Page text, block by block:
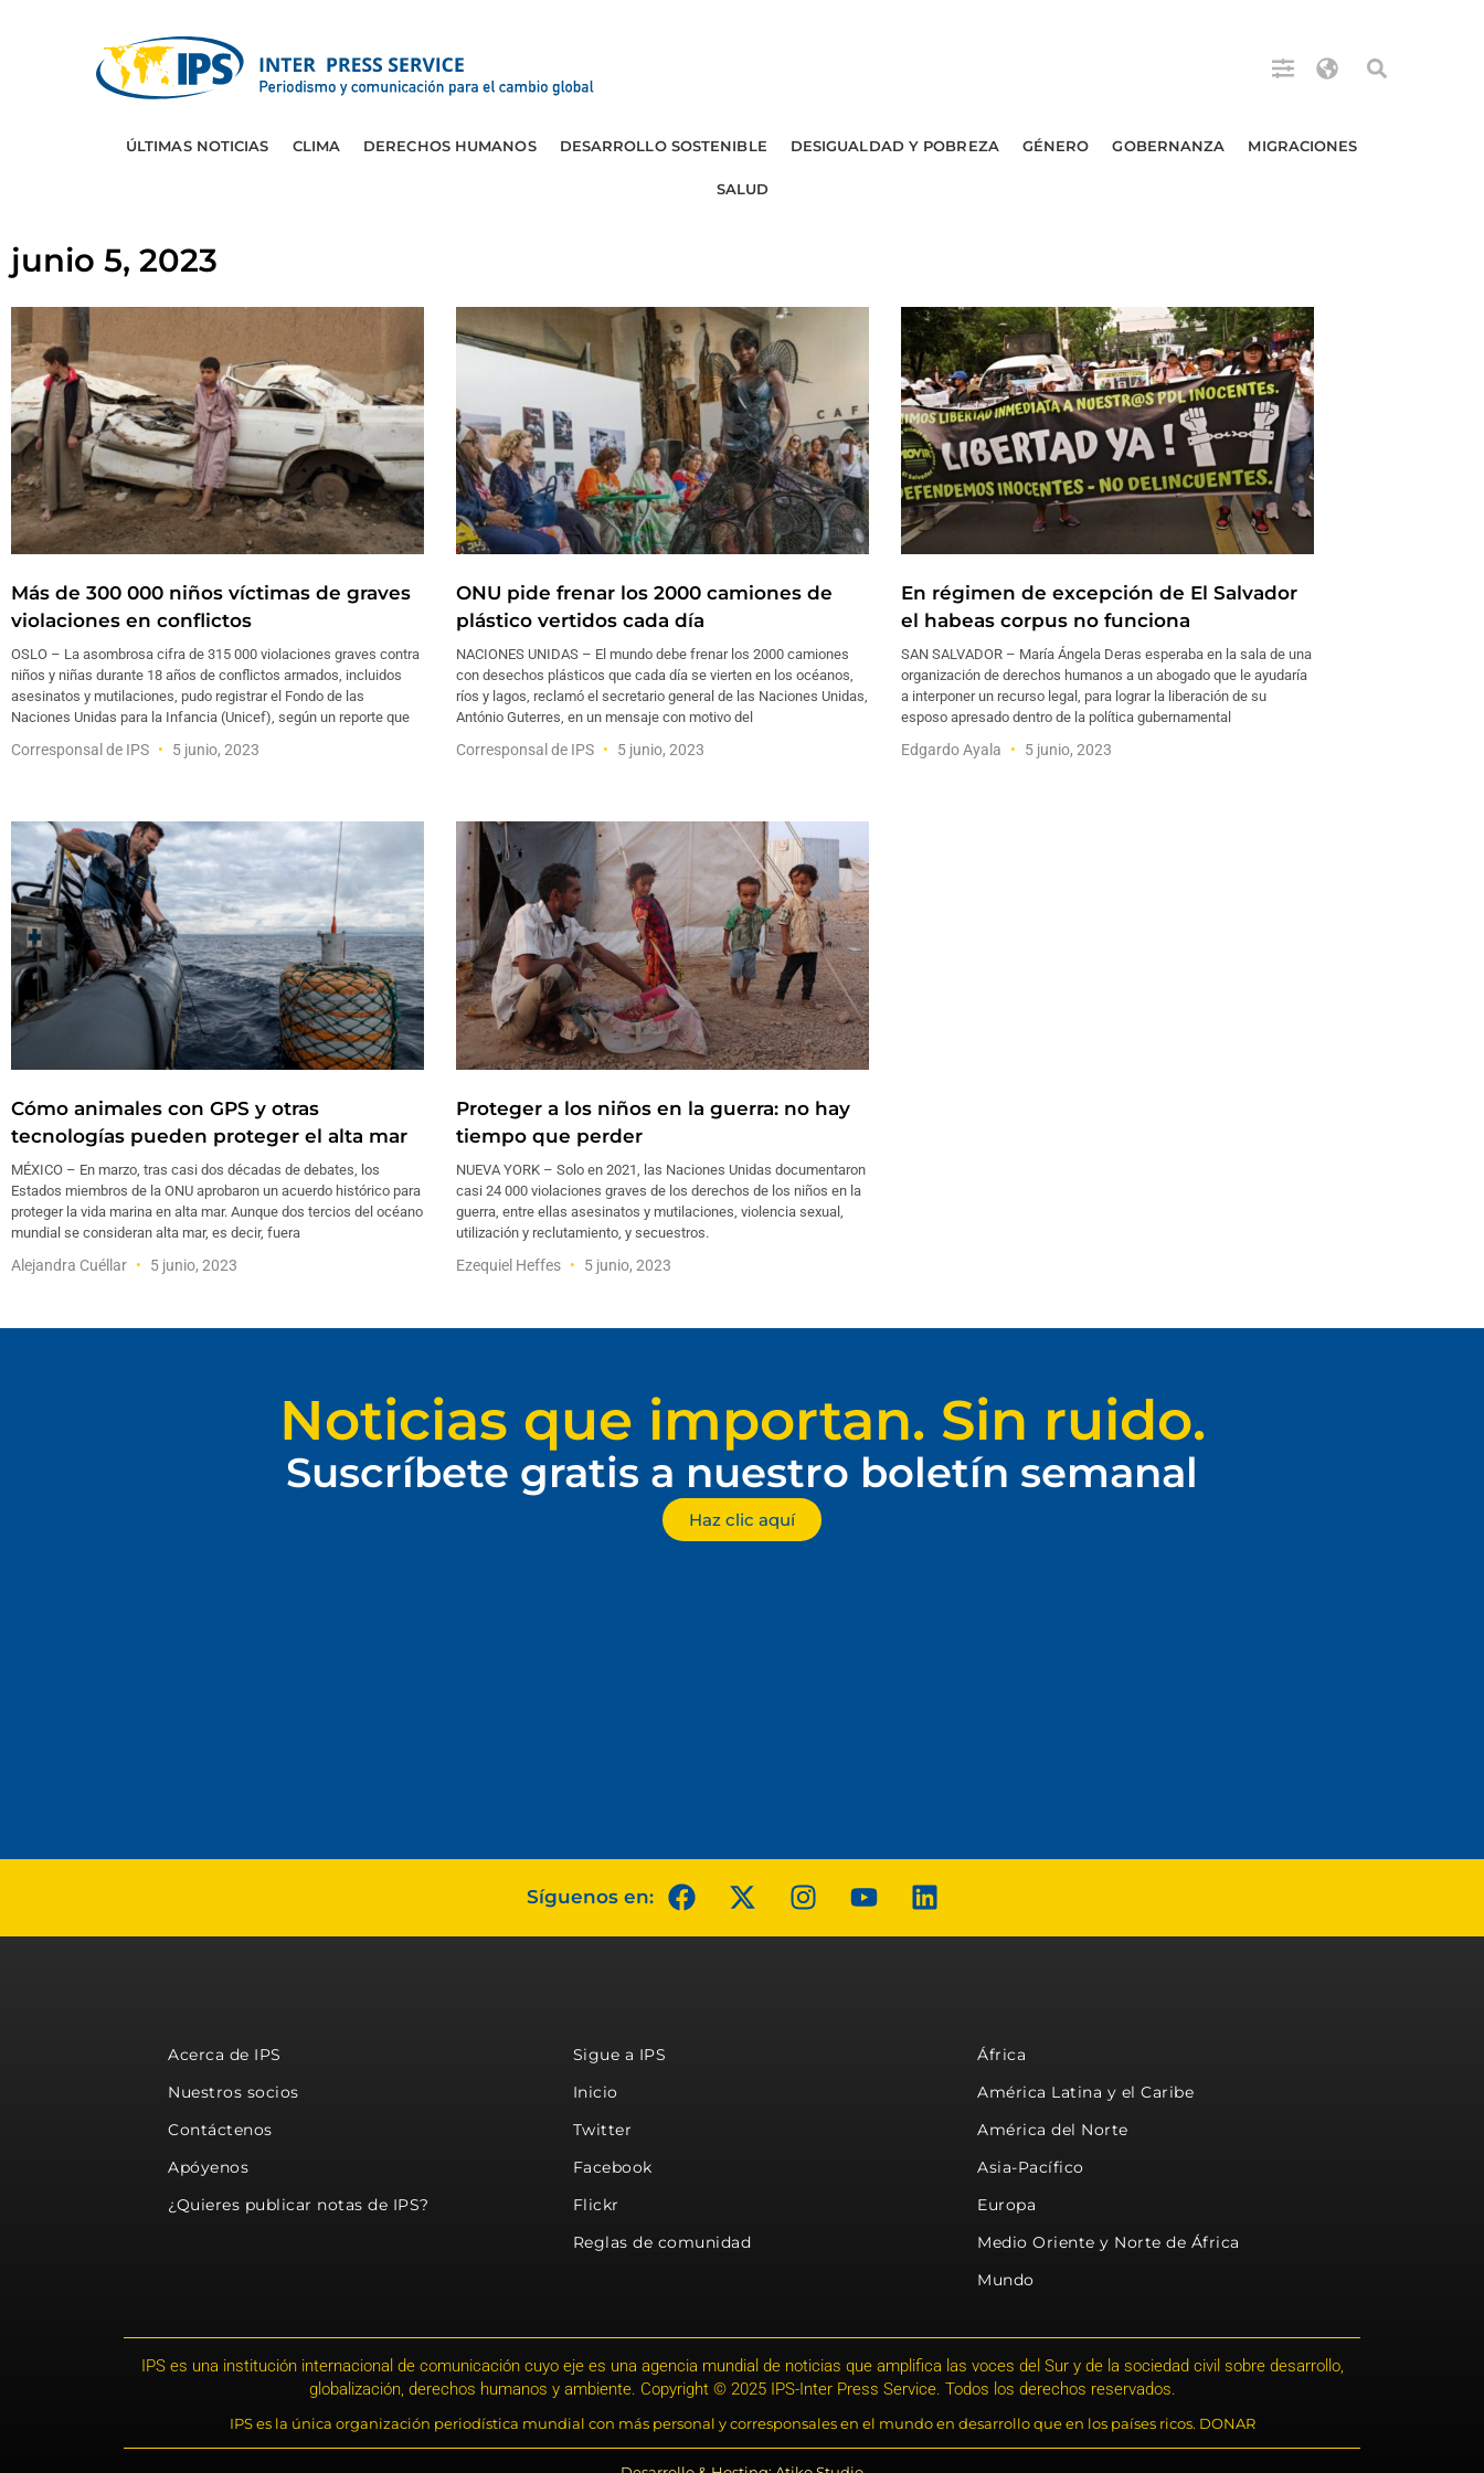
ÚLTIMAS NOTICIAS CLIMA DERECHOS HUMANOS DESARROLLO SOSTENIBLE DESIGUALDAD Y POBREZA GÉNERO GOBERNANZA MIGRACIONES
SALUD
junio 5, 2023
Más de 300 000 niños víctimas de graves
violaciones en conflictos
OSLO – La asombrosa cifra de 315 000 violaciones graves contra
niños y niñas durante 18 años de conflictos armados, incluidos
asesinatos y mutilaciones, pudo registrar el Fondo de las
Naciones Unidas para la Infancia (Unicef), según un reporte que
Corresponsal de IPS 5 junio, 2023
ONU pide frenar los 2000 camiones de
plástico vertidos cada día
NACIONES UNIDAS – El mundo debe frenar los 2000 camiones
con desechos plásticos que cada día se vierten en los océanos,
ríos y lagos, reclamó el secretario general de las Naciones Unidas,
António Guterres, en un mensaje con motivo del
Corresponsal de IPS 5 junio, 2023
En régimen de excepción de El Salvador
el habeas corpus no funciona
SAN SALVADOR – María Ángela Deras esperaba en la sala de una
organización de derechos humanos a un abogado que le ayudaría
a interponer un recurso legal, para lograr la liberación de su
esposo apresado dentro de la política gubernamental
Edgardo Ayala 5 junio, 2023
Cómo animales con GPS y otras
tecnologías pueden proteger el alta mar
MÉXICO – En marzo, tras casi dos décadas de debates, los
Estados miembros de la ONU aprobaron un acuerdo histórico para
proteger la vida marina en alta mar. Aunque dos tercios del océano
mundial se consideran alta mar, es decir, fuera
Alejandra Cuéllar 5 junio, 2023
Proteger a los niños en la guerra: no hay
tiempo que perder
NUEVA YORK – Solo en 2021, las Naciones Unidas documentaron
casi 24 000 violaciones graves de los derechos de los niños en la
guerra, entre ellas asesinatos y mutilaciones, violencia sexual,
utilización y reclutamiento, y secuestros.
Ezequiel Heffes 5 junio, 2023
Noticias que importan. Sin ruido.
Suscríbete gratis a nuestro boletín semanal
Haz clic aquí
Síguenos en:
Acerca de IPS
Nuestros socios
Contáctenos
Apóyenos
¿Quieres publicar notas de IPS?
Sigue a IPS
Inicio
Twitter
Facebook
Flickr
Reglas de comunidad
África
América Latina y el Caribe
América del Norte
Asia-Pacífico
Europa
Medio Oriente y Norte de África
Mundo
IPS es una institución internacional de comunicación cuyo eje es una agencia mundial de noticias que amplifica las voces del Sur y de la sociedad civil sobre desarrollo,
globalización, derechos humanos y ambiente. Copyright © 2025 IPS-Inter Press Service. Todos los derechos reservados.
IPS es la única organización periodística mundial con más personal y corresponsales en el mundo en desarrollo que en los países ricos. DONAR